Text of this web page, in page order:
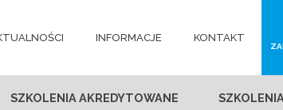
INFORMACJE KONTAKT
SZKOLENIA AKREDYTOWANE